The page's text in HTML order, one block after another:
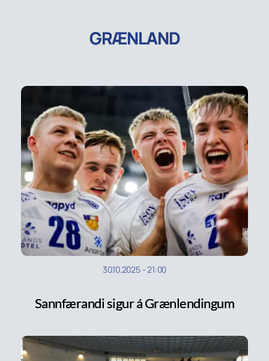
GRÆNLAND
30.10.2025-21:00
Sannfærandi sigur á Grænlendingum